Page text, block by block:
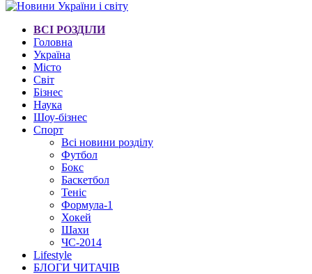
ВСІ РОЗДІЛИ
Головна
Україна
Місто
Світ
Бізнес
Наука
Шоу-бізнес
Спорт
Всі новини розділу
Футбол
Бокс
Баскетбол
Теніс
Формула-1
Хокей
Шахи
ЧС-2014
Lifestyle
БЛОГИ ЧИТАЧІВ